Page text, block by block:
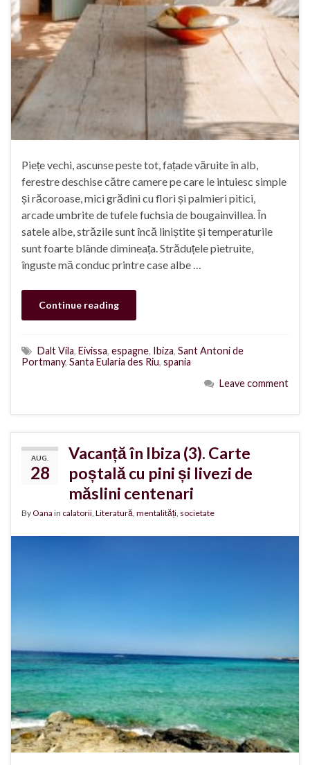
Piețe vechi, ascunse peste tot, fațade văruite în alb,
ferestre deschise către camere pe care le intuiesc simple
și răcoroase, mici grădini cu flori și palmieri pitici,
arcade umbrite de tufele fuchsia de bougainvillea. În
satele albe, străzile sunt încă liniștite și temperaturile
sunt foarte blânde dimineața. Străduțele pietruite,
înguste mă conduc printre case albe …
Continue reading
Dalt Vila, Eivissa, espagne, Ibiza, Sant Antoni de
Portmany, Santa Eularia des Riu, spania
Leave comment
AUG.
28
Vacanță în Ibiza (3). Carte
poștală cu pini și livezi de
măslini centenari
ByOana in calatorii, Literatură, mentalități, societate